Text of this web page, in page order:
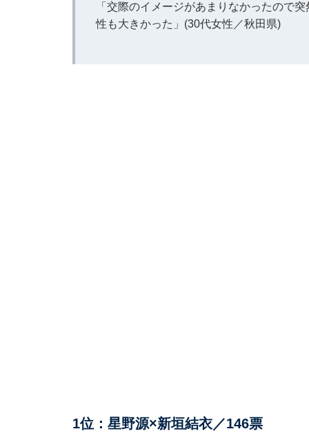
「交際のイメージがあまりなかったので
性も大きかった」(30代女性／秋田県)
1位：星野源×新垣結衣／146票